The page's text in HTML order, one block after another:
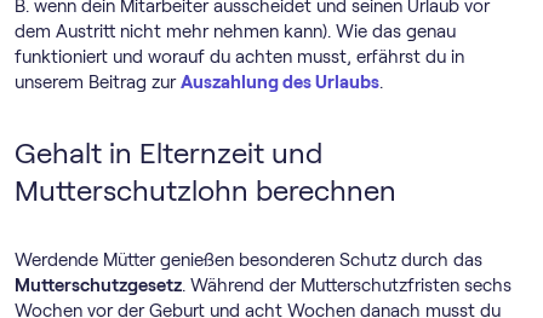
B. wenn dein Mitarbeiter ausscheidet und seinen Urlaub vor
dem Austritt nicht mehr nehmen kann). Wie das genau
funktioniert und worauf du achten musst, erfährst du in
unserem Beitrag zurAuszahlung des Urlaubs.
Gehalt in Elternzeit und
Mutterschutzlohn berechnen
Werdende Mütter genießen besonderen Schutz durch das
Mutterschutzgesetz. Während der Mutterschutzfristen sechs
Wochen vor der Geburt und acht Wochen danach musst du